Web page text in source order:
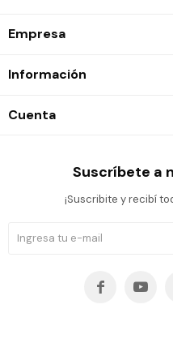
Empresa
Información
Cuenta
Suscríbete a
¡Suscribite y recibí
 